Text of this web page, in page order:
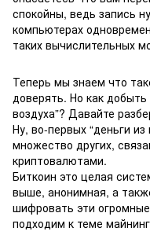
спокойны, ведь запись
компьютерах
таких вычислительных
Теперь мы знаем что
доверять. Но как добыть
воздуха”? Давайте
Ну, во-первых “деньги
множество других,
криптовалютами.
Биткоин это целая
выше, анонимная, а
шифровать эти
подходим к теме